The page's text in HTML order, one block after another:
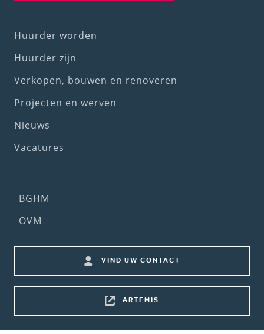
Footer
(1st
menu)
Huurder worden
Huurder zijn
Verkopen, bouwen en renoveren
Projecten en werven
Nieuws
Vacatures
Footer
(2nd
BGHM
OVM
shortcuts
VIND UW CONTACT
ARTEMIS